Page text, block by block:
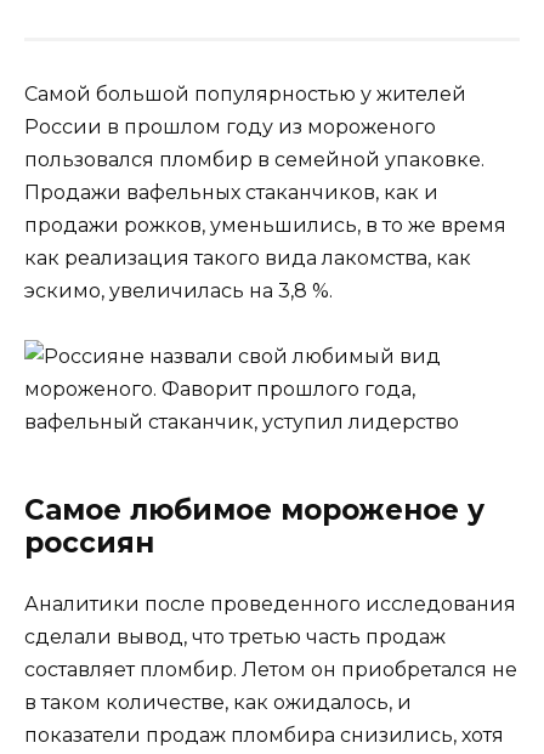
Самой большой популярностью у жителей
России в прошлом году из мороженого
пользовался пломбир в семейной упаковке.
Продажи вафельных стаканчиков, как и
продажи рожков, уменьшились, в то же время
как реализация такого вида лакомства, как
эскимо, увеличилась на 3,8 %.
Самое любимое мороженое у
россиян
Аналитики после проведенного исследования
сделали вывод, что третью часть продаж
составляет пломбир. Летом он приобретался не
в таком количестве, как ожидалось, и
показатели продаж пломбира снизились, хотя